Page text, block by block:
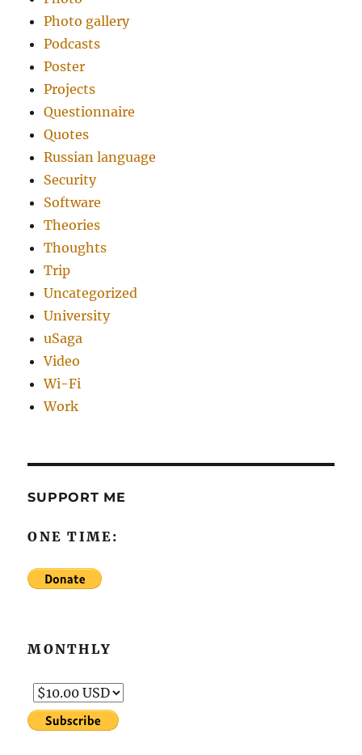
Photo gallery
Podcasts
Poster
Projects
Questionnaire
Quotes
Russian language
Security
Software
Theories
Thoughts
Trip
Uncategorized
University
uSaga
Video
Wi-Fi
Work
SUPPORT ME
ONE TIME:
MONTHLY